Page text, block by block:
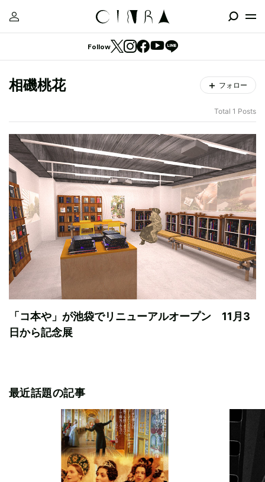
Follow
相磯桃花 フォロー
Total 1 Posts
「コ本や」が池袋でリニューアルオープン 11月3
日から記念展
最近話題の記事